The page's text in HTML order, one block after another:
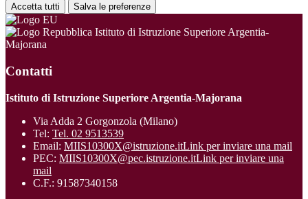
Accetta tutti Salva le preferenze
Istituto di Istruzione Superiore Argentia-
Majorana
Contatti
Istituto di Istruzione Superiore Argentia-Majorana
Via Adda 2 Gorgonzola (Milano)
Tel: Tel. 02 9513539
Email: MIIS10300X@istruzione.itLink per inviare una mail
PEC: MIIS10300X@pec.istruzione.itLink per inviare una
mail
C.F.: 91587340158